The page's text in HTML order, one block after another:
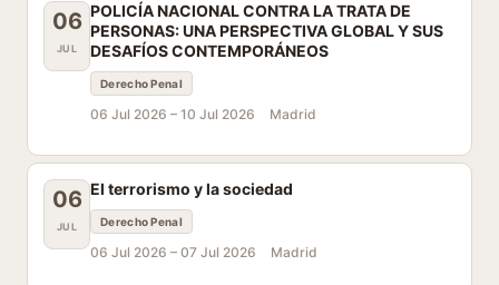
06
JUL
POLICÍA NACIONAL CONTRA LA TRATA DE
PERSONAS: UNA PERSPECTIVA GLOBAL Y SUS
DESAFÍOS CONTEMPORÁNEOS
Derecho Penal
06 Jul 2026 – 10 Jul 2026 Madrid
06
JUL
El terrorismo y la sociedad
Derecho Penal
06 Jul 2026 – 07 Jul 2026 Madrid